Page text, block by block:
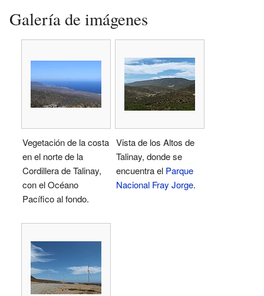
Galería de imágenes
Vegetación de la costa
en el norte de la
Cordillera de Talinay,
con el Océano
Pacífico al fondo.
Vista de los Altos de
Talinay, donde se
encuentra el Parque
Nacional Fray Jorge.